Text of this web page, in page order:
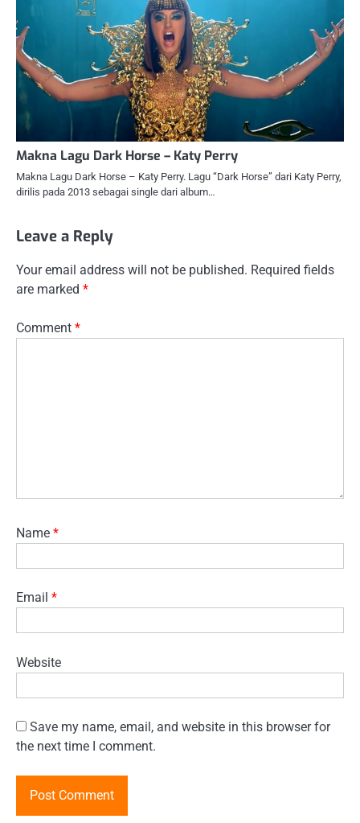
Makna Lagu Dark Horse – Katy Perry
Makna Lagu Dark Horse – Katy Perry. Lagu “Dark Horse” dari Katy Perry,
dirilis pada 2013 sebagai single dari album…
Leave a Reply
Your email address will not be published. Required fields
are marked *
Comment *
Name *
Email *
Website
Save my name, email, and website in this browser for
the next time I comment.